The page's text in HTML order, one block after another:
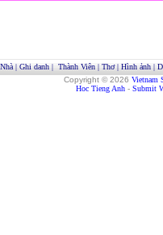
Nhà| Ghi danh| Thành Viên| Thơ| Hình ảnh|
Copyright © 2026 Vietnam
Hoc Tieng Anh - Submit